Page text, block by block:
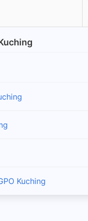
Kuching